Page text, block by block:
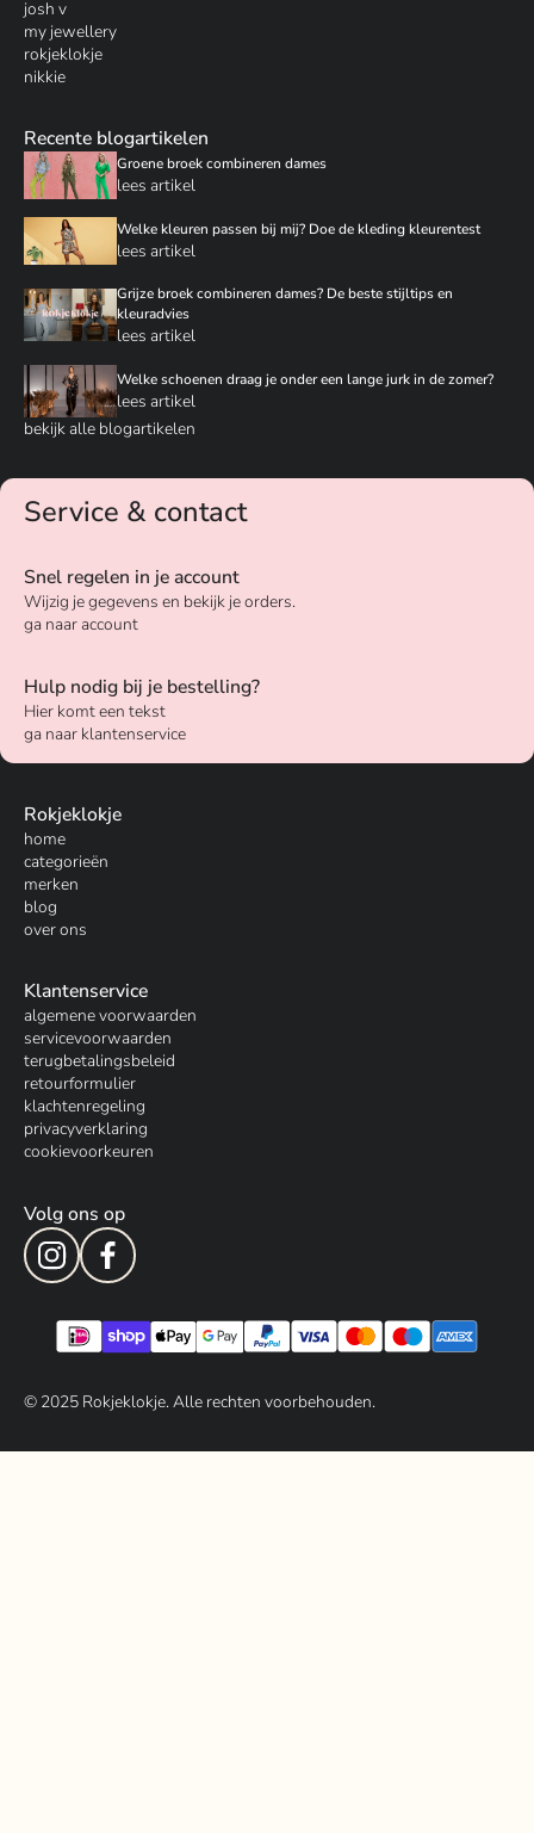
josh v
my jewellery
rokjeklokje
nikkie
Recente blogartikelen
Groene broek combineren dames
lees artikel
Welke kleuren passen bij mij? Doe de kleding kleurentest
lees artikel
Grijze broek combineren dames? De beste stijltips en
kleuradvies
lees artikel
Welke schoenen draag je onder een lange jurk in de zomer?
lees artikel
bekijk alle blogartikelen
Service & contact
Snel regelen in je account
Wijzig je gegevens en bekijk je orders.
ga naar account
Hulp nodig bij je bestelling?
Hier komt een tekst
ga naar klantenservice
Rokjeklokje
home
categorieën
merken
blog
over ons
Klantenservice
algemene voorwaarden
servicevoorwaarden
terugbetalingsbeleid
retourformulier
klachtenregeling
privacyverklaring
cookievoorkeuren
Volg ons op
© 2025Rokjeklokje. Alle rechten voorbehouden.